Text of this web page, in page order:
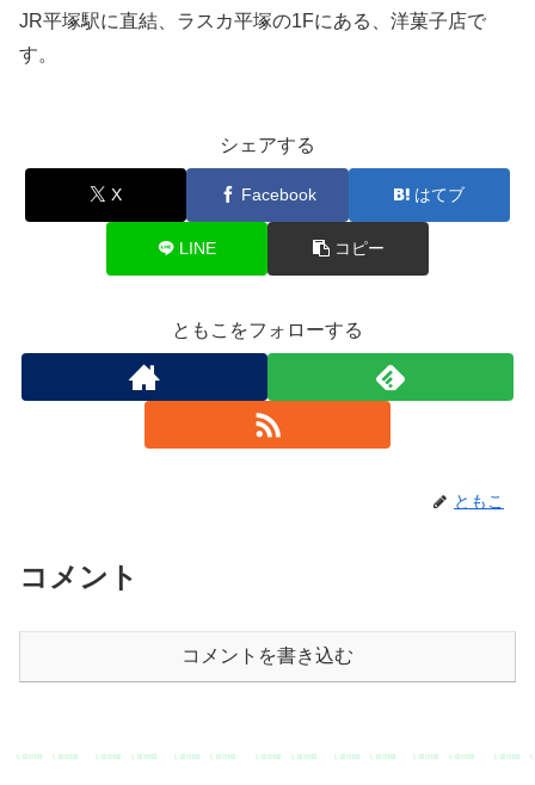
JR平塚駅に直結、ラスカ平塚の1Fにある、洋菓子店で
す。
シェアする
X Facebook はてブ
LINE コピー
ともこをフォローする
ともこ
コメント
コメントを書き込む